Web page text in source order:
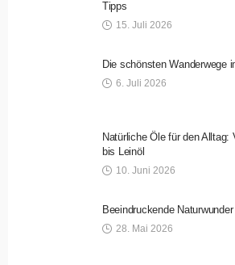
Tipps
15. Juli 2026
Die schönsten Wanderwege
6. Juli 2026
Natürliche Öle für den Alltag:
bis Leinöl
10. Juni 2026
Beeindruckende
28. Mai 2026